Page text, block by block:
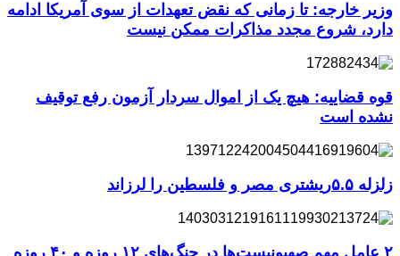
وزیر خارجه: تا زمانی که نقض تعهدات از سوی آمریکا ادامه
دارد، شروع مجدد مذاکرات ممکن نیست
قوه قضاییه: هیچ یک از اموال سردار آزمون رفع توقیف
نشده است
زلزله ۵.۵ریشتری مصر و فلسطین را لرزاند